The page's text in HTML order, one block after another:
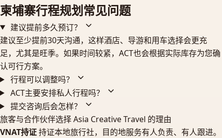
柬埔寨行程规划常见问题
建议提前多久预订？
建议至少提前30天沟通，这样酒店、导游和用车选择会更充
足，尤其是旺季。如果时间较紧，ACT也会根据实际库存为您确
认可行方案。
行程可以调整吗？
ACT主要安排私人行程吗？
提交咨询后会怎样？
旅客与合作伙伴选择 Asia Creative Travel 的理由
VNAT持证持证本地旅行社，目的地服务有人负责、有人跟进。